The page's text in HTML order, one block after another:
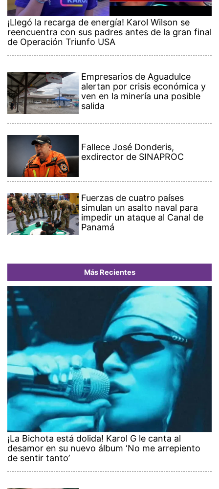
¡Llegó la recarga de energía! Karol Wilson se
reencuentra con sus padres antes de la gran final
de Operación Triunfo USA
Empresarios de Aguadulce
alertan por crisis económica y
ven en la minería una posible
salida
Fallece José Donderis,
exdirector de SINAPROC
Fuerzas de cuatro países
simulan un asalto naval para
impedir un ataque al Canal de
Panamá
Más Recientes
¡La Bichota está dolida! Karol G le canta al
desamor en su nuevo álbum ‘No me arrepiento
de sentir tanto’